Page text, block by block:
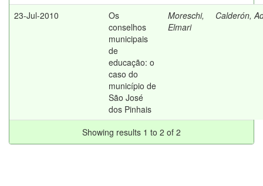
23-Jul-2010
Os
conselhos
municipais
de
educação: o
caso do
município de
São José
dos Pinhais
Moreschi,
Elmari
Calderón,
Showing results 1 to 2 of 2